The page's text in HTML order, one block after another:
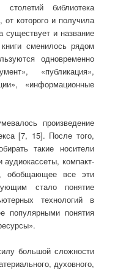
библиотека
от которого и получила
существует и название
сменилось рядом
одновременно
«публикация»,
«информационные
произведение
[7, 15]. После того,
такие носители
компакт-
обобщающее все эти
стало понятие
технологий в
популярными понятия
большой сложности
духовного,